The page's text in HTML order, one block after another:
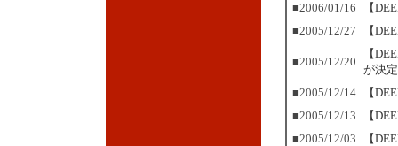
■2006/01/16
【
■2005/12/27
【
■2005/12/20
【
が決定
■2005/12/14
【
■2005/12/13
【
■2005/12/03
【